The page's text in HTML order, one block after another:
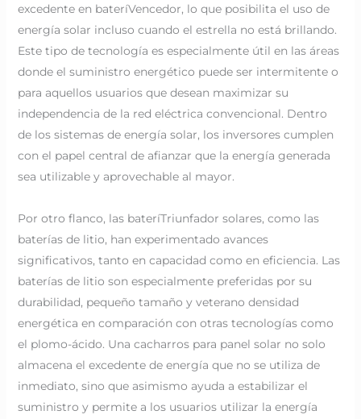
excedente en bateríVencedor, lo que posibilita el uso de
energía solar incluso cuando el estrella no está brillando.
Este tipo de tecnología es especialmente útil en las áreas
donde el suministro energético puede ser intermitente o
para aquellos usuarios que desean maximizar su
independencia de la red eléctrica convencional. Dentro
de los sistemas de energía solar, los inversores cumplen
con el papel central de afianzar que la energía generada
sea utilizable y aprovechable al mayor.
Por otro flanco, las bateríTriunfador solares, como las
baterías de litio, han experimentado avances
significativos, tanto en capacidad como en eficiencia. Las
baterías de litio son especialmente preferidas por su
durabilidad, pequeño tamaño y veterano densidad
energética en comparación con otras tecnologías como
el plomo-ácido. Una cacharros para panel solar no solo
almacena el excedente de energía que no se utiliza de
inmediato, sino que asimismo ayuda a estabilizar el
suministro y permite a los usuarios utilizar la energía